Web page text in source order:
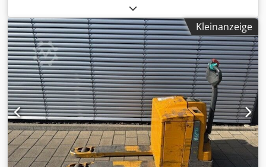
Elektrogabelhubwagen, Tragfähigkeit 1600Kgs, Gabeln
1150mm, mit Ersatzbatterie
Kleinanzeige